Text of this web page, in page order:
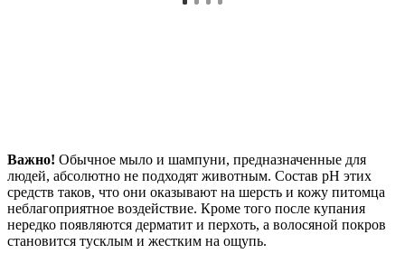
Важно! Обычное мыло и шампуни, предназначенные для
людей, абсолютно не подходят животным. Состав pH этих
средств таков, что они оказывают на шерсть и кожу питомца
неблагоприятное воздействие. Кроме того после купания
нередко появляются дерматит и перхоть, а волосяной покров
становится тусклым и жестким на ощупь.